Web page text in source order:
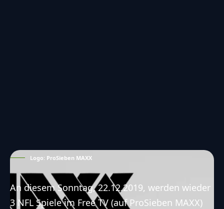
Logo: ProSieben MAXX
An diesem Sonntag, 22.12.2019, werden wieder
3 NFL Spiele im Free TV (auf ProSieben MAXX)